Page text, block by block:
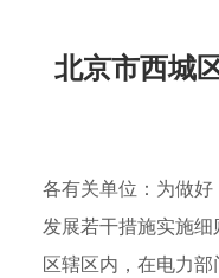
北京市西城
各有关单位：为做
发展若干措施实施
区辖区内，在电力